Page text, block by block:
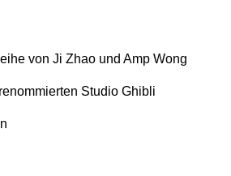
von Ji Zhao und Amp Wong
Studio Ghibli